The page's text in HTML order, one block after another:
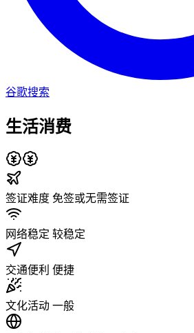
谷歌搜索
生活消费
签证难度 免签或无需签证
网络稳定 较稳定
交通便利 便捷
文化活动 一般